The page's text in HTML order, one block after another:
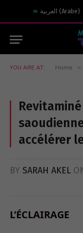
العربية (Arabe)
YOU ARE AT: Home »
accélérer
BY SARAH AKEL
L’ÉCLAIRAGE